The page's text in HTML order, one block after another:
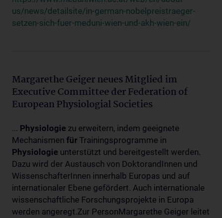
us/news/detailsite/in-german-nobelpreistraeger-
setzen-sich-fuer-meduni-wien-und-akh-wien-ein/
Margarethe Geiger neues Mitglied im
Executive Committee der Federation of
European Physiologial Societies
... Physiologie zu erweitern, indem geeignete
Mechanismen für Trainingsprogramme in
Physiologie unterstützt und bereitgestellt werden.
Dazu wird der Austausch von DoktorandInnen und
WissenschafterInnen innerhalb Europas und auf
internationaler Ebene gefördert. Auch internationale
wissenschaftliche Forschungsprojekte in Europa
werden angeregt.Zur PersonMargarethe Geiger leitet